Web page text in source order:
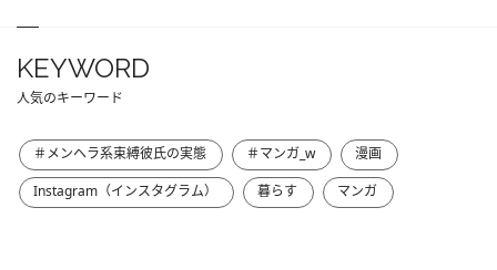
KEYWORD
人気のキーワード
＃メンヘラ系束縛彼氏の実態 ＃マンガ_w
漫画
Instagram（インスタグラム）
暮らす マンガ